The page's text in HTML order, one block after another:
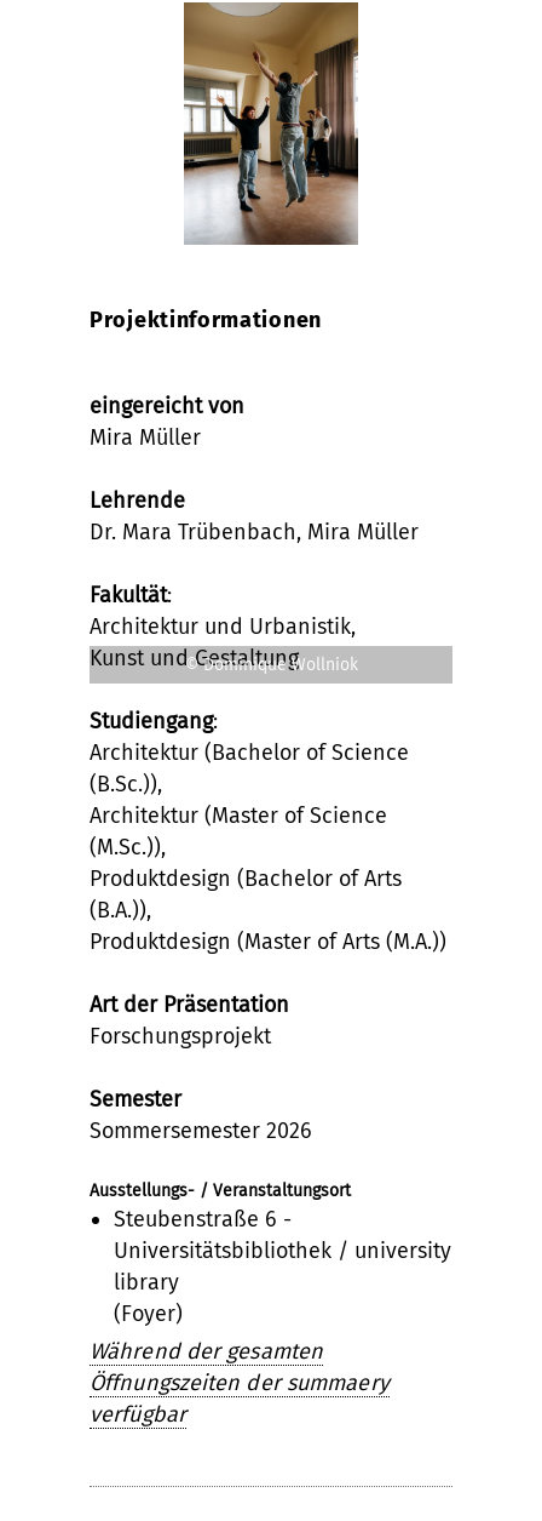
© Dominique Wollniok
Projektinformationen
eingereicht von
Mira Müller
Lehrende
Dr. Mara Trübenbach, Mira Müller
Fakultät:
Architektur und Urbanistik,
Kunst und Gestaltung
Studiengang:
Architektur (Bachelor of Science
(B.Sc.)),
Architektur (Master of Science
(M.Sc.)),
Produktdesign (Bachelor of Arts
(B.A.)),
Produktdesign (Master of Arts (M.A.))
Art der Präsentation
Forschungsprojekt
Semester
Sommersemester 2026
Ausstellungs- / Veranstaltungsort
Steubenstraße 6 -
Universitätsbibliothek / university
library
(Foyer)
Während der gesamten
Öffnungszeiten der summaery
verfügbar